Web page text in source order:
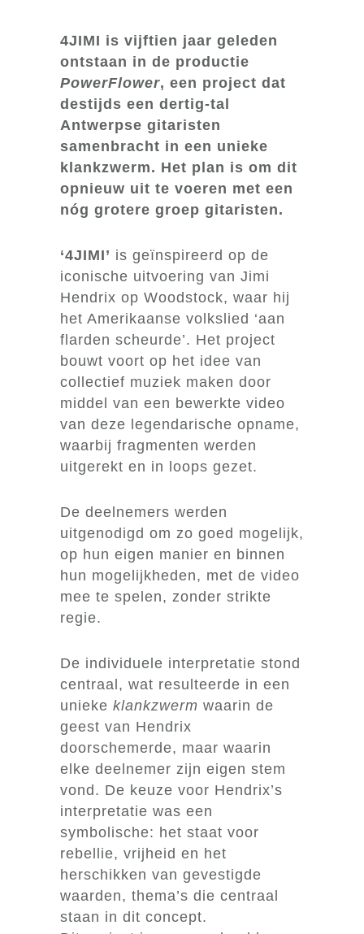
KLIK HIER
4JIMI is vijftien jaar geleden
ontstaan in de productie
PowerFlower, een project dat
destijds een dertig-tal
Antwerpse gitaristen
samenbracht in een unieke
klankzwerm. Het plan is om dit
opnieuw uit te voeren met een
nóg grotere groep gitaristen.
‘4JIMI’ is geïnspireerd op de
iconische uitvoering van Jimi
Hendrix op Woodstock, waar hij
het Amerikaanse volkslied ‘aan
flarden scheurde’. Het project
bouwt voort op het idee van
collectief muziek maken door
middel van een bewerkte video
van deze legendarische opname,
waarbij fragmenten werden
uitgerekt en in loops gezet.
De deelnemers werden
uitgenodigd om zo goed mogelijk,
op hun eigen manier en binnen
hun mogelijkheden, met de video
mee te spelen, zonder strikte
regie.
De individuele interpretatie stond
centraal, wat resulteerde in een
unieke klankzwerm waarin de
geest van Hendrix
doorschemerde, maar waarin
elke deelnemer zijn eigen stem
vond. De keuze voor Hendrix’s
interpretatie was een
symbolische: het staat voor
rebellie, vrijheid en het
herschikken van gevestigde
waarden, thema’s die centraal
staan in dit concept.